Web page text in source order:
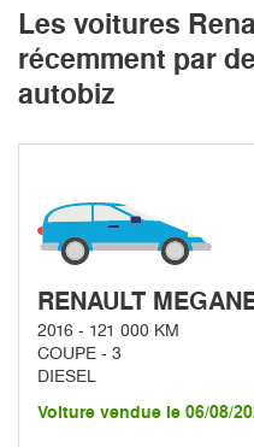
Les voitures
récemment par
autobiz
RENAULT
2016 - 121 000 KM
COUPE - 3
DIESEL
Voiture vendue le 06/08/